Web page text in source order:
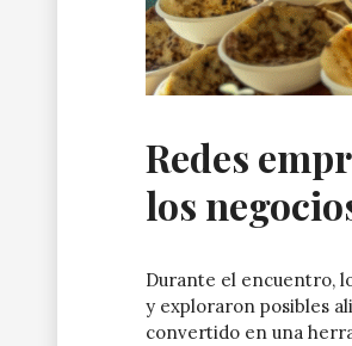
Redes
los
Durante el encuentro,
y exploraron posibles
convertido en una